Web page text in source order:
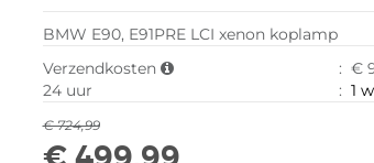
BMW E90, E91PRE LCI xenon koplamp
Verzendkosten
: €
24 uur
: 1
€ 724,99